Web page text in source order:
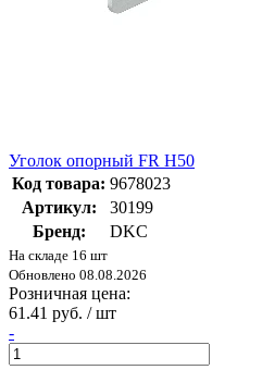
Уголок опорный FR H50
Код товара: 9678023
Артикул:
30199
Бренд:
DKC
На складе 16 шт
Обновлено 08.08.2026
Розничная цена:
61.41 руб. / шт
-